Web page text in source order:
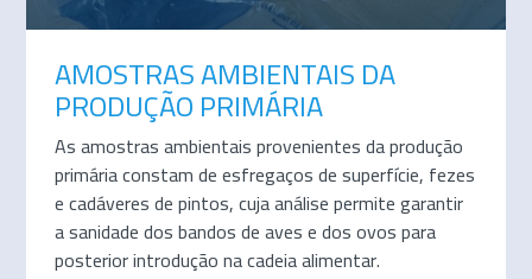
AMOSTRAS AMBIENTAIS DA
PRODUÇÃO PRIMÁRIA
As amostras ambientais provenientes da produção
primária constam de esfregaços de superfície, fezes
e cadáveres de pintos, cuja análise permite garantir
a sanidade dos bandos de aves e dos ovos para
posterior introdução na cadeia alimentar.